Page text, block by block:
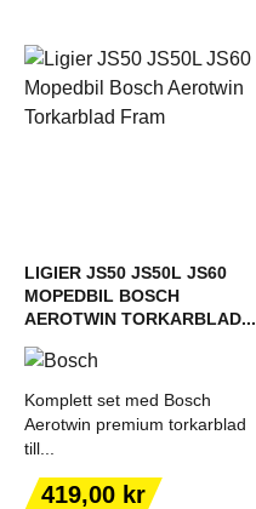
LIGIER JS50 JS50L JS60
MOPEDBIL BOSCH
AEROTWIN TORKARBLAD...
Komplett set med Bosch
Aerotwin premium torkarblad
till...
Pris
419,00 kr